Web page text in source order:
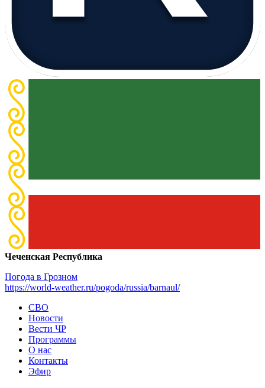
Чеченская Республика
Погода в Грозном
https://world-weather.ru/pogoda/russia/barnaul/
СВО
Новости
Вести ЧР
Программы
О нас
Контакты
Эфир